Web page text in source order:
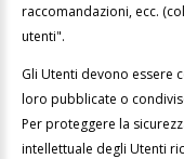
raccomandazioni, ecc.
utenti".
Gli Utenti devono essere
loro pubblicate o
Per proteggere la
intellettuale degli Utenti